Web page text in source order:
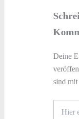
Deine
sind mit